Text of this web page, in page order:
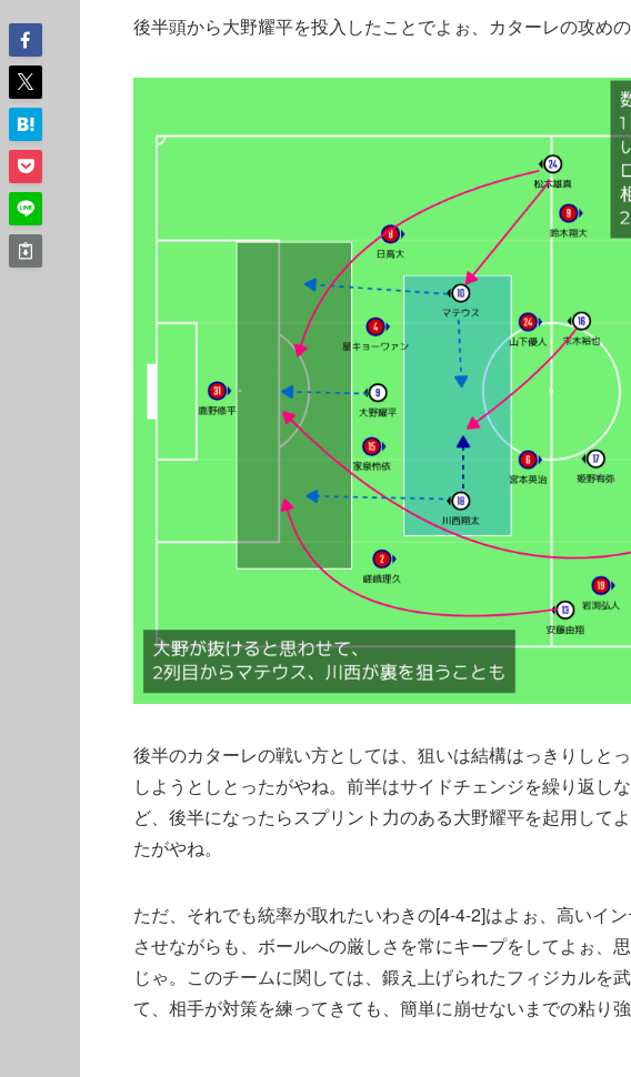
後半頭から大野耀平を投入したことでよぉ、カターレの攻め
後半のカターレの戦い方としては、狙いは結構はっきりしと
しようとしとったがやね。前半はサイドチェンジを繰り返し
ど、後半になったらスプリント力のある大野耀平を起用して
たがやね。
ただ、それでも統率が取れたいわきの[4-4-2]はよぉ、高いイ
させながらも、ボールへの厳しさを常にキープをしてよぉ、
じゃ。このチームに関しては、鍛え上げられたフィジカルを
て、相手が対策を練ってきても、簡単に崩せないまでの粘り